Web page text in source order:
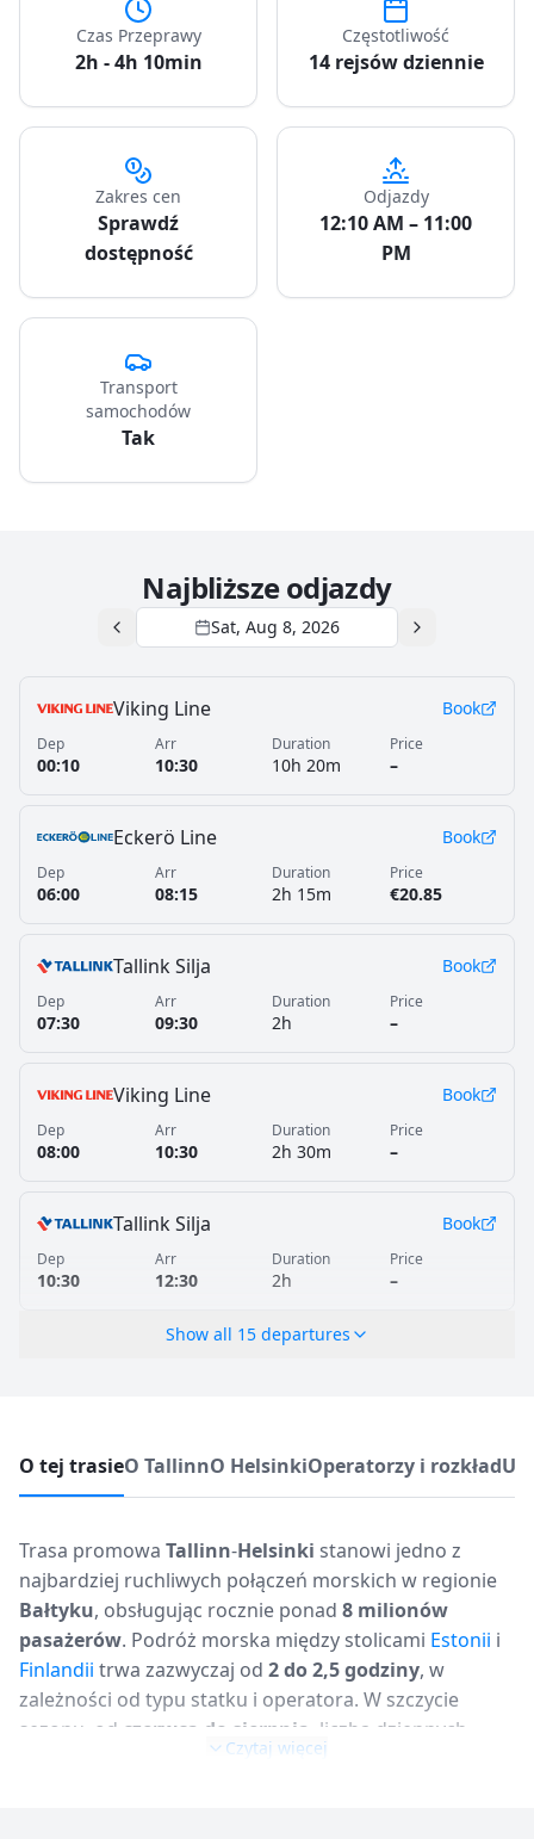
Czas Przeprawy
2h - 4h 10min
Częstotliwość
14 rejsów dziennie
Zakres cen
Sprawdź
dostępność
Odjazdy
12:10 AM – 11:00
PM
Transport
samochodów
Tak
Najbliższe odjazdy
Sat, Aug 8, 2026
Viking Line Book
Dep
00:10
Arr
10:30
Duration
10h 20m
Price
–
Eckerö Line Book
Dep
06:00
Arr
08:15
Duration
2h 15m
Price
€20.85
Tallink Silja Book
Dep
07:30
Arr
09:30
Duration
2h
Price
–
Viking Line Book
Dep
08:00
Arr
10:30
Duration
2h 30m
Price
–
Tallink Silja Book
Dep
10:30
Arr
12:30
Duration
2h
Price
–
Show all 15departures
O tej trasieO TallinnO HelsinkiOperatorzy i rozkład
Trasa promowa Tallinn-Helsinki stanowi jedno z
najbardziej ruchliwych połączeń morskich w regionie
Bałtyku, obsługując rocznie ponad 8 milionów
pasażerów. Podróż morska między stolicami Estonii i
Finlandii trwa zazwyczaj od 2 do 2,5 godziny, w
zależności od typu statku i operatora. W szczycie
sezonu, od czerwca do sierpnia , liczba dziennych
rejsów może osiągnąć ponad20 , z częstotliwością co
Czytaj więcej